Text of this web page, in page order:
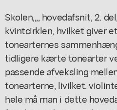
Skolen,,,, hovedafsnit, 2.
kvintcirklen, hvilket giver
tonearternes
tidligere kærte tonearter
passende afveksling
tonearterne, livilket.
hele må man i dette